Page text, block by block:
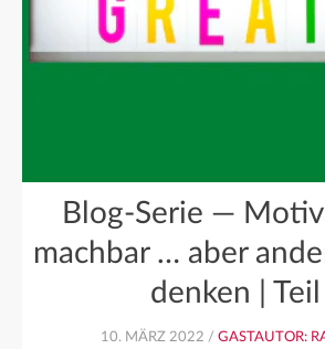
Blog-Serie —
machbar … aber
denken |
10. MÄRZ 2022 / GASTAUTOR: